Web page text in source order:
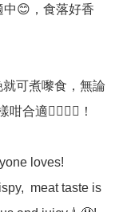
😊，食落好香
就可煮嚟食，無論
合適👍🏻👍🏻！
loves!
meat taste is